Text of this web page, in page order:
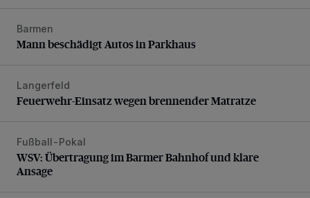
Mann beschädigt Autos in Parkhaus
Barmen
Mann beschädigt Autos in Parkhaus
Feuerwehr-Einsatz wegen brennender Matratze
Langerfeld
Feuerwehr-Einsatz wegen brennender Matratze
WSV: Übertragung im Barmer Bahnhof und klare Ansage
Fußball-Pokal
WSV: Übertragung im Barmer Bahnhof und klare
Ansage